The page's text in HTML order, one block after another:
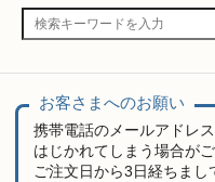
お客さまへのお願い
携帯電話のメールアドレ
はじかれてしまう場合がご
ご注文日から3日経ちま